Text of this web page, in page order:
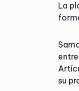
La
su